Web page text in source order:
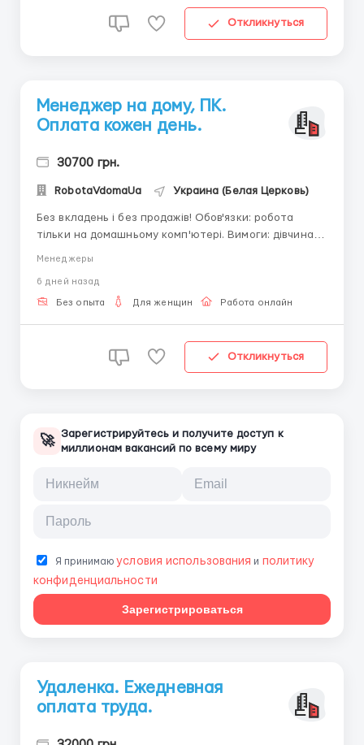
Откликнуться
Менеджер на дому, ПК.
Оплата кожен день.
30700 грн.
RobotaVdomaUa Украина (Белая Церковь)
Без вкладень і без продажів! Обов'язки: робота
тільки на домашньому комп'ютері. Вимоги: дівчина
роботи вільний. Щоденна виплата заробітної плати.
За подробицями пишіть в...
Менеджеры
6 дней назад
Без опыта Для женщин Работа онлайн
Откликнуться
🚀 Зарегистрируйтесь и получите доступ к
миллионам вакансий по всему миру
Я принимаюусловия использования и политику
конфиденциальности
Зарегистрироваться
Удаленка. Ежедневная
оплата труда.